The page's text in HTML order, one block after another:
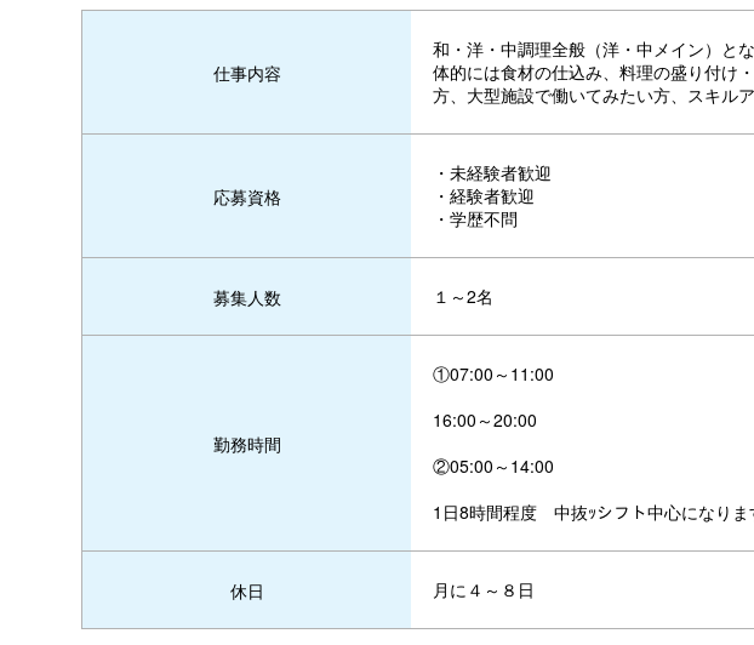
仕事内容
和・洋・中調理全般（洋・中メイン）と
体的には食材の仕込み、料理の盛り付け
方、大型施設で働いてみたい方、スキル
応募資格
・未経験者歓迎
・経験者歓迎
・学歴不問
募集人数 １～2名
勤務時間
①07:00～11:00
16:00～20:00
②05:00～14:00
1日8時間程度 中抜ｯシフト中心になりま
休日 月に４～８日